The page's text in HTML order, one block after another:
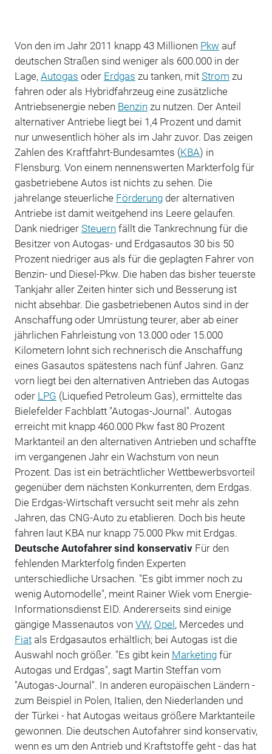
Von den im Jahr 2011 knapp 43 Millionen Pkw auf
deutschen Straßen sind weniger als 600.000 in der
Lage, Autogas oder Erdgas zu tanken, mit Strom zu
fahren oder als Hybridfahrzeug eine zusätzliche
Antriebsenergie neben Benzin zu nutzen. Der Anteil
alternativer Antriebe liegt bei 1,4 Prozent und damit
nur unwesentlich höher als im Jahr zuvor. Das zeigen
Zahlen des Kraftfahrt-Bundesamtes (KBA) in
Flensburg. Von einem nennenswerten Markterfolg für
gasbetriebene Autos ist nichts zu sehen. Die
jahrelange steuerliche Förderungder alternativen
Antriebe ist damit weitgehend ins Leere gelaufen.
Dank niedriger Steuern fällt die Tankrechnung für die
Besitzer von Autogas- und Erdgasautos 30 bis 50
Prozent niedriger aus als für die geplagten Fahrer von
Benzin- und Diesel-Pkw. Die haben das bisher teuerste
Tankjahr aller Zeiten hinter sich und Besserung ist
nicht absehbar. Die gasbetriebenen Autos sind in der
Anschaffung oder Umrüstung teurer, aber ab einer
jährlichen Fahrleistung von 13.000 oder 15.000
Kilometern lohnt sich rechnerisch die Anschaffung
eines Gasautos spätestens nach fünf Jahren. Ganz
vorn liegt bei den alternativen Antrieben das Autogas
oder LPG (Liquefied Petroleum Gas), ermittelte das
Bielefelder Fachblatt "Autogas-Journal". Autogas
erreicht mit knapp 460.000 Pkw fast 80 Prozent
Marktanteil an den alternativen Antrieben und schaffte
im vergangenen Jahr ein Wachstum von neun
Prozent. Das ist ein beträchtlicher Wettbewerbsvorteil
gegenüber dem nächsten Konkurrenten, dem Erdgas.
Die Erdgas-Wirtschaft versucht seit mehr als zehn
Jahren, das CNG-Auto zu etablieren. Doch bis heute
fahren laut KBA nur knapp 75.000 Pkw mit Erdgas.
Deutsche Autofahrer sind konservativFür den
fehlenden Markterfolg finden Experten
unterschiedliche Ursachen. "Es gibt immer noch zu
wenig Automodelle", meint Rainer Wiek vom Energie-
Informationsdienst EID. Andererseits sind einige
gängige Massenautos von VW, Opel, Mercedes und
Fiatals Erdgasautos erhältlich; bei Autogas ist die
Auswahl noch größer. "Es gibt kein Marketingfür
Autogas und Erdgas", sagt Martin Steffan vom
"Autogas-Journal". In anderen europäischen Ländern -
zum Beispiel in Polen, Italien, den Niederlanden und
der Türkei - hat Autogas weitaus größere Marktanteile
gewonnen. Die deutschen Autofahrer sind konservativ,
wenn es um den Antrieb und Kraftstoffe geht - das hat